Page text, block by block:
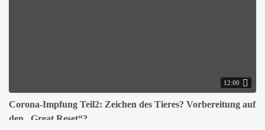
12:00
Corona-Impfung Teil2: Zeichen des Tieres? Vorbereitung auf
den „Great Reset“?